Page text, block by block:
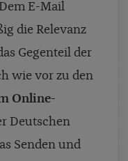
E-Mail
die Relevanz
Gegenteil der
wie vor zu den
Online-
Deutschen
Senden und